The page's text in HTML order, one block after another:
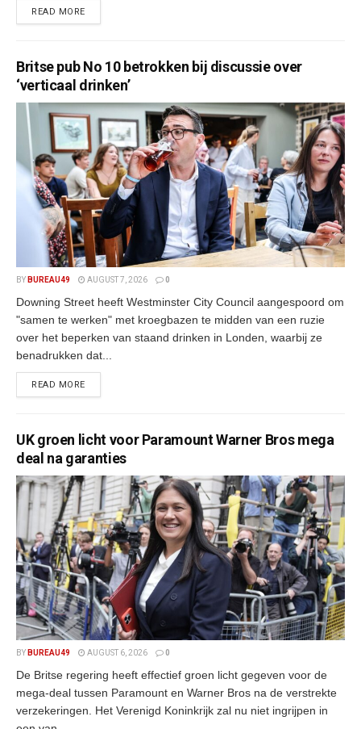
READ MORE
Britse pub No 10 betrokken bij discussie over
‘verticaal drinken’
BY BUREAU49 AUGUST 7, 2026 0
Downing Street heeft Westminster City Council aangespoord om
"samen te werken" met kroegbazen te midden van een ruzie
over het beperken van staand drinken in Londen, waarbij ze
benadrukken dat...
READ MORE
UK groen licht voor Paramount Warner Bros mega
deal na garanties
BY BUREAU49 AUGUST 6, 2026 0
De Britse regering heeft effectief groen licht gegeven voor de
mega-deal tussen Paramount en Warner Bros na de verstrekte
verzekeringen. Het Verenigd Koninkrijk zal nu niet ingrijpen in